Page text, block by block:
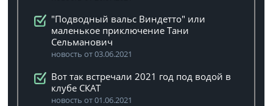
"Подводный вальс Виндетто" или
маленькое приключение Тани
Сельманович
новость от 03.06.2021
Вот так встречали 2021 год под водой в
клубе СКАТ
новость от 01.06.2021